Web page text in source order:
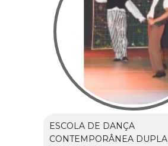
ESCOLA DE DANÇA
CONTEMPORÂNEA DUPLA